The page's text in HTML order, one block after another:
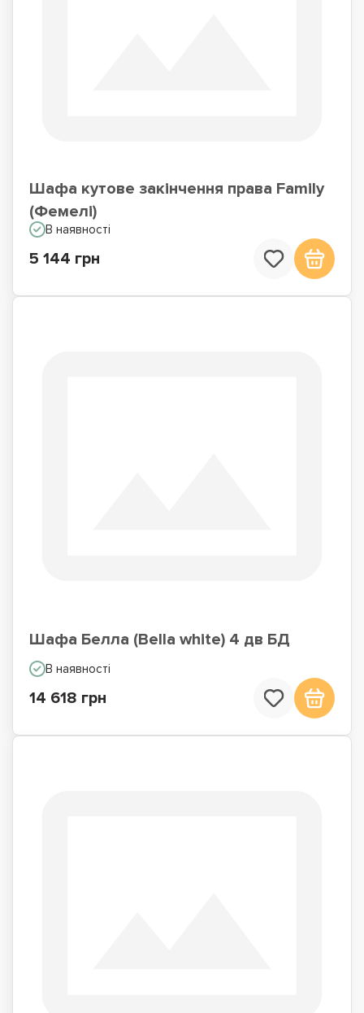
Шафа кутове закінчення права Family
(Фемелі)
В наявності
5 144 грн
Шафа Белла (Bella white) 4 дв БД
В наявності
14 618 грн